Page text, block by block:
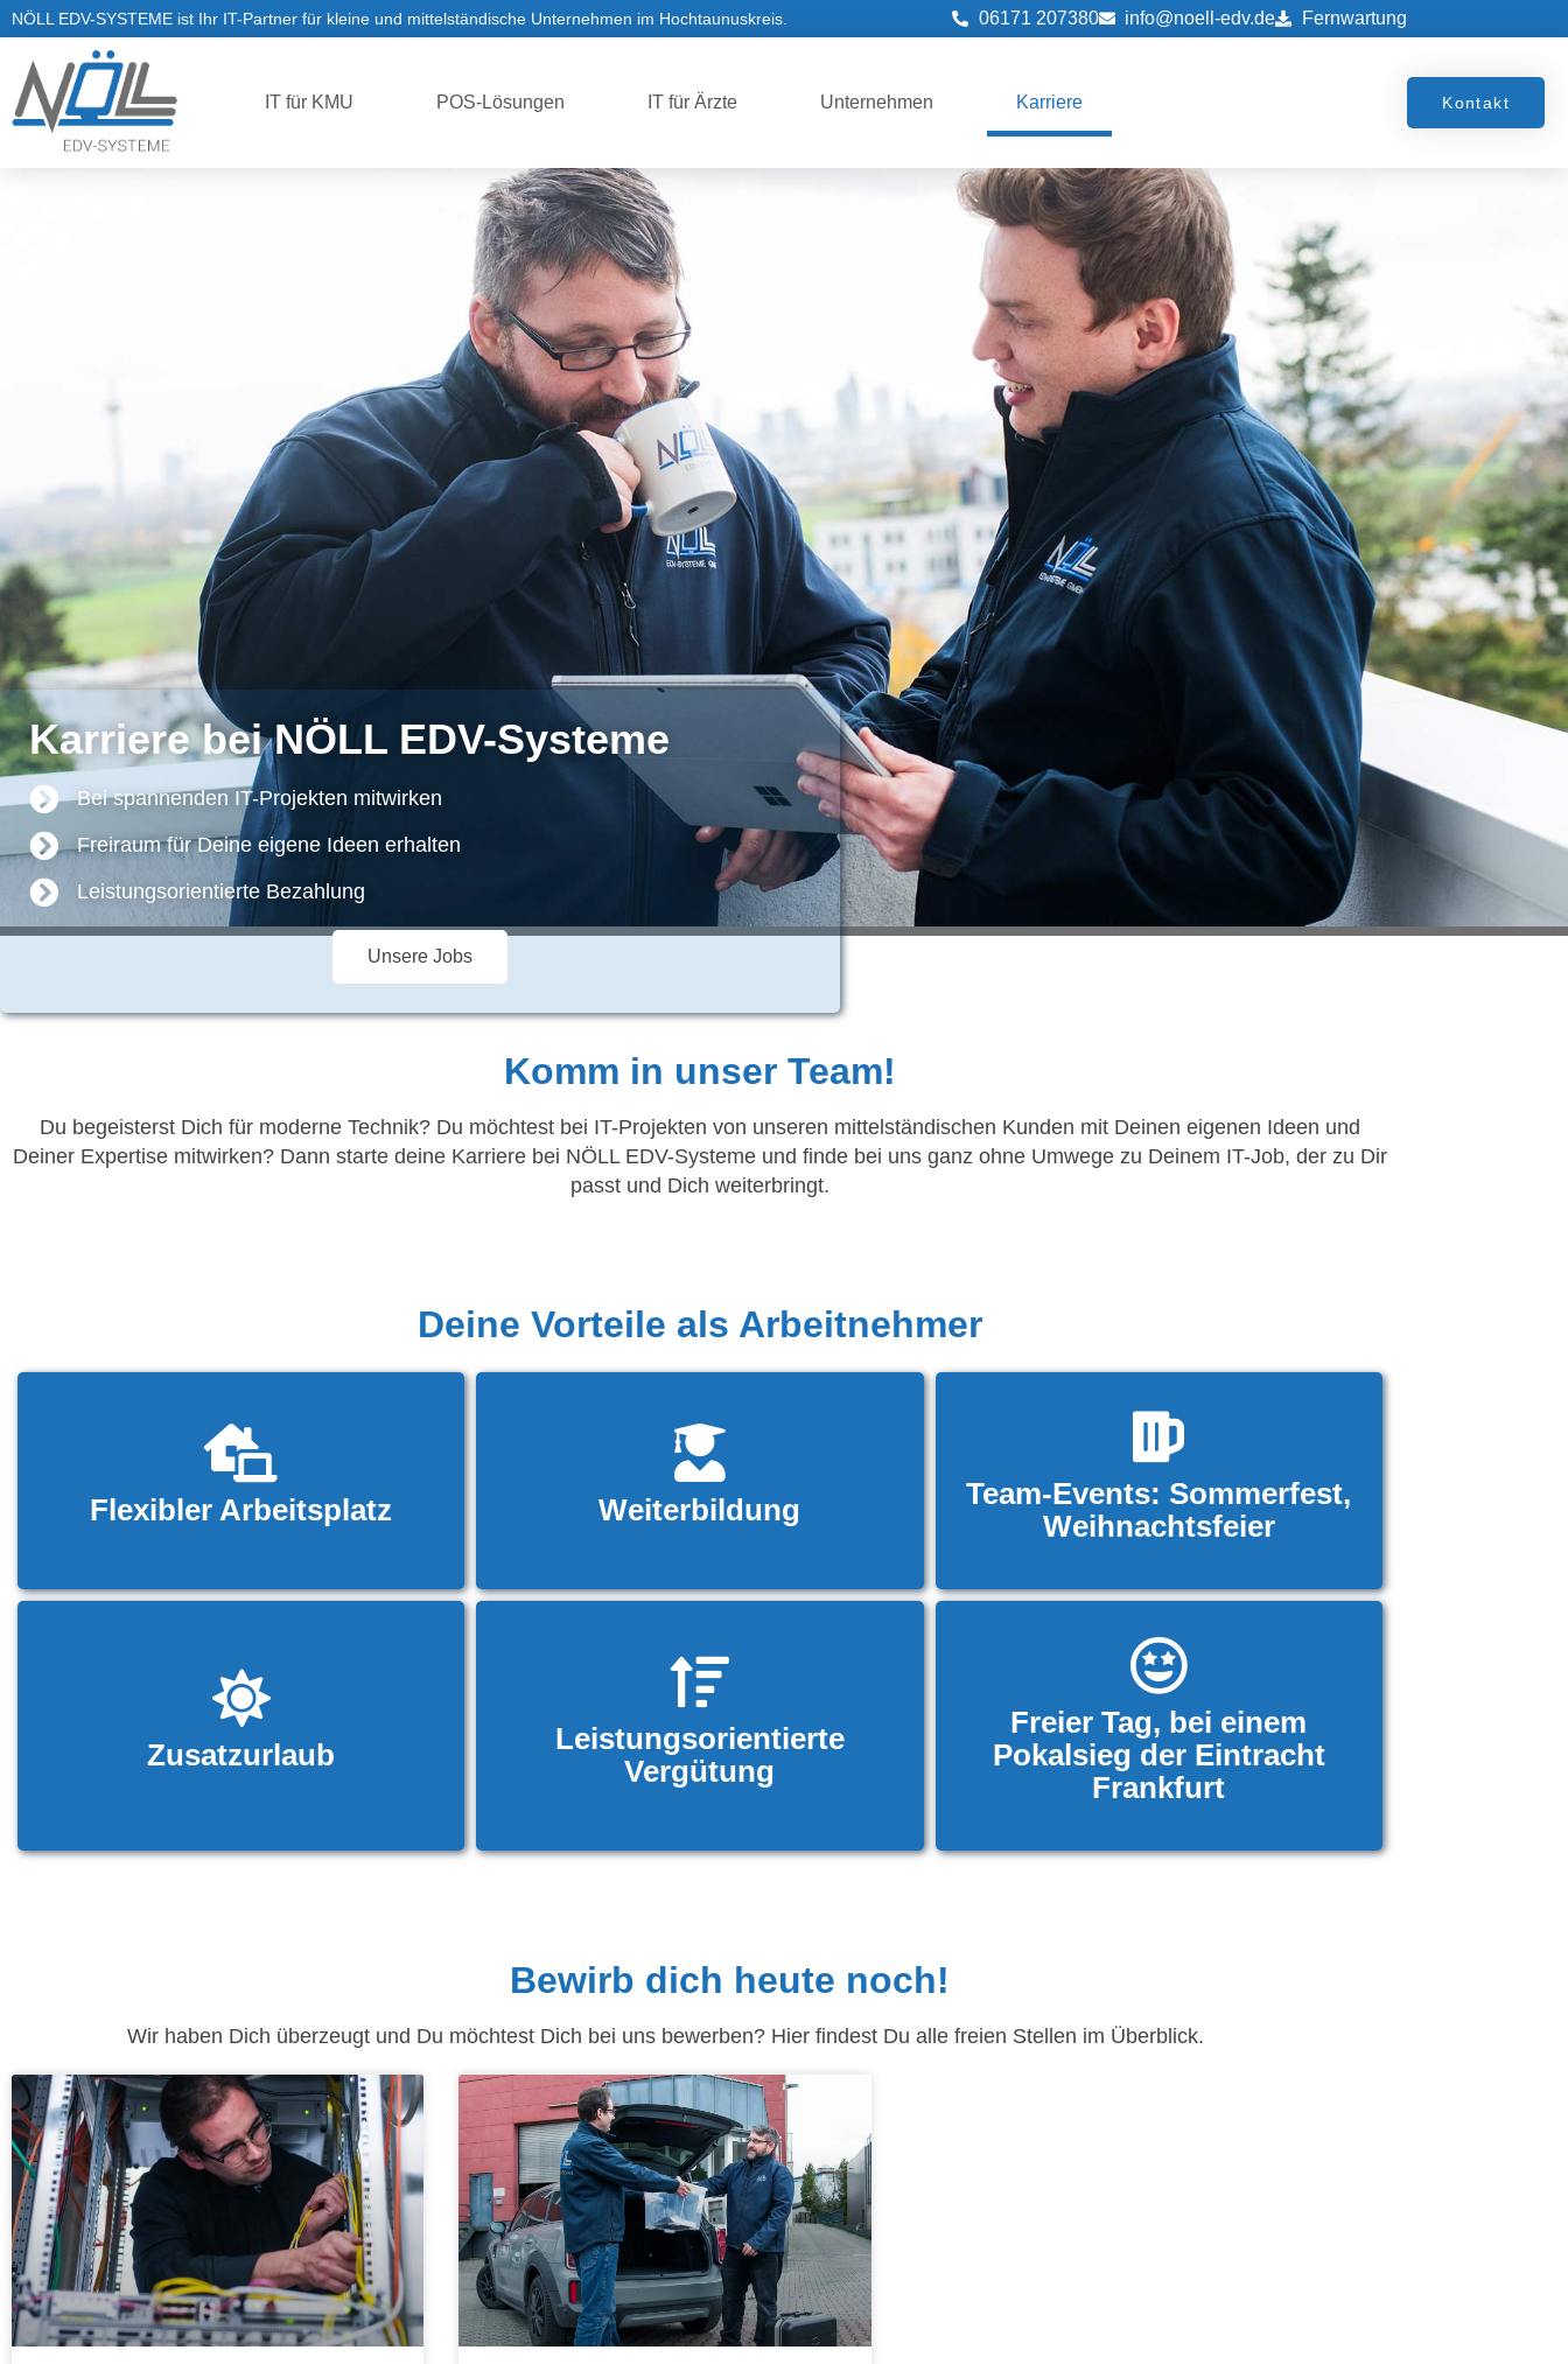
NÖLL EDV-SYSTEME ist Ihr IT-Partner für kleine und mittelständische Unternehmen im Hochtaunuskreis. 06171 207380 info@noell-edv.de Fernwartung
IT für KMU POS-Lösungen IT für Ärzte Unternehmen Karriere Kontakt
Karriere bei NÖLL EDV-Systeme
Bei spannenden IT-Projekten mitwirken
Freiraum für Deine eigene Ideen erhalten
Leistungsorientierte Bezahlung
Unsere Jobs
Komm in unser Team!
Du begeisterst Dich für moderne Technik? Du möchtest bei IT-Projekten von unseren mittelständischen Kunden mit Deinen eigenen Ideen und
Deiner Expertise mitwirken? Dann starte deine Karriere bei NÖLL EDV-Systeme und finde bei uns ganz ohne Umwege zu Deinem IT-Job, der zu Dir
passt und Dich weiterbringt.
Deine Vorteile als Arbeitnehmer
Flexibler Arbeitsplatz Weiterbildung
Team-Events: Sommerfest,
Weihnachtsfeier
Zusatzurlaub
Leistungsorientierte
Vergütung
Freier Tag, bei einem
Pokalsieg der Eintracht
Frankfurt
Bewirb dich heute noch!
Wir haben Dich überzeugt und Du möchtest Dich bei uns bewerben? Hier findest Du alle freien Stellen im Überblick.